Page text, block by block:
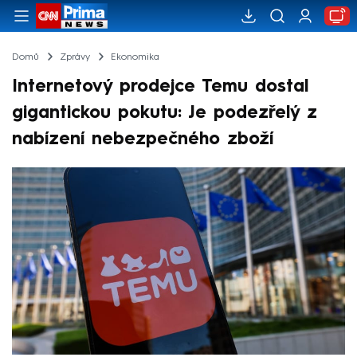
Domů Zprávy Ekonomika
Internetový prodejce Temu dostal
gigantickou pokutu: Je podezřelý z
nabízení nebezpečného zboží